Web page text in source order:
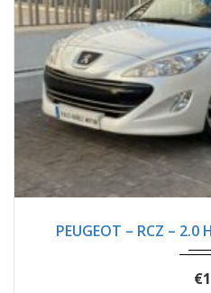
PEUGEOT – RCZ – 2.0
€1